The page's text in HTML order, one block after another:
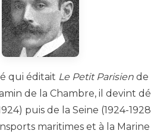
qui éditait Le Petit Parisien de
de la Chambre, il devint
puis de la Seine (1924-
maritimes et à la Marine